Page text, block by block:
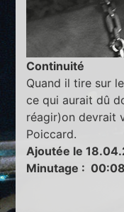
Continuité
Quand il tire sur
ce qui aurait dû
réagir)on devrait
Poiccard.
Ajoutée le
Minutage :